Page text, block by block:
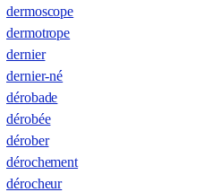
dermoscope
dermotrope
dernier
dernier-né
dérobade
dérobée
dérober
dérochement
dérocheur